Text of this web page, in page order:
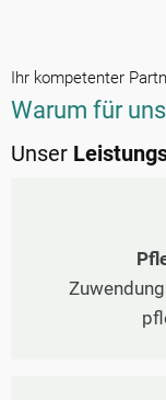
Ihr kompetenter
Warum für
Unser